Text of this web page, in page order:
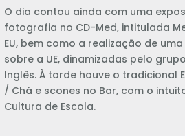
O dia contou ainda com uma
fotografia no CD-Med, intitulada
EU, bem como a realização de
sobre a UE, dinamizadas pelo
Inglês. À tarde houve o tradicional
/ Chá e scones no Bar, com o
Cultura de Escola.